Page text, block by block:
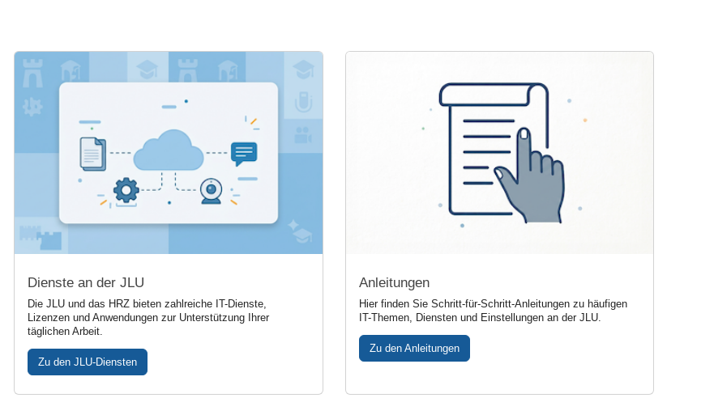
Dienste an der JLU
Die JLU und das HRZ bieten zahlreiche IT-Dienste,
Lizenzen und Anwendungen zur Unterstützung Ihrer
täglichen Arbeit.
Zu den JLU-Diensten
Anleitungen
Hier finden Sie Schritt-für-Schritt-Anleitungen zu häufigen
IT-Themen, Diensten und Einstellungen an der JLU.
Zu den Anleitungen